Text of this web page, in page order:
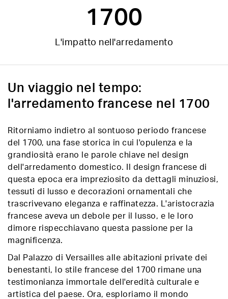
1700
L'impatto nell'arredamento
Un viaggio nel tempo:
l'arredamento francese nel 1700
Ritorniamo indietro al sontuoso periodo francese
del 1700, una fase storica in cui l'opulenza e la
grandiosità erano le parole chiave nel design
dell'arredamento domestico. Il design francese di
questa epoca era impreziosito da dettagli minuziosi,
tessuti di lusso e decorazioni ornamentali che
trascrivevano eleganza e raffinatezza. L'aristocrazia
francese aveva un debole per il lusso, e le loro
dimore rispecchiavano questa passione per la
magnificenza.
Dal Palazzo di Versailles alle abitazioni private dei
benestanti, lo stile francese del 1700 rimane una
testimonianza immortale dell'eredità culturale e
artistica del paese. Ora, esploriamo il mondo